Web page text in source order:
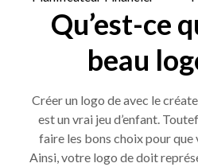
Qu’est-ce
beau
Créer un logo de avec le
est un vrai jeu d’enfant.
faire les bons choix pour
Ainsi, votre logo de doit